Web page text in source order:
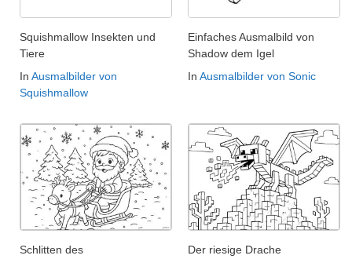
Squishmallow Insekten und
Tiere
In Ausmalbilder von
Squishmallow
Einfaches Ausmalbild von
Shadow dem Igel
In Ausmalbilder von Sonic
Schlitten des
Der riesige Drache